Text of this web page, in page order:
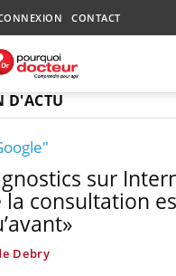
CONTACT
D'ACTU
sur
la consultation
Debry